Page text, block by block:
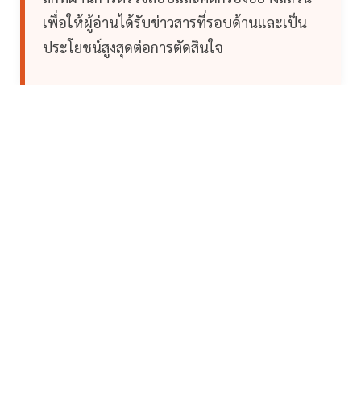
เพื่อให้ผู้อ่านได้รับข่าวสารที่รอบด้านและเป็น
ประโยชน์สูงสุดต่อการตัดสินใจ